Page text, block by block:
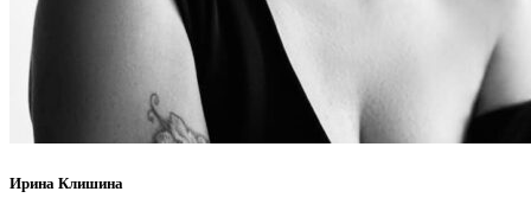
Ирина Клишина